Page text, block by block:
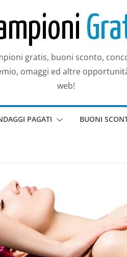
gratis, buoni sconto,
omaggi ed altre
web!
PAGATI BUONI